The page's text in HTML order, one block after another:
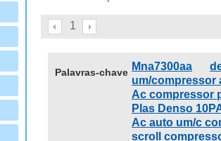
1
Palavras-chave Mna7300aa
um/compressor
Ac compressor
Plas Denso
Ac auto um/c
scroll